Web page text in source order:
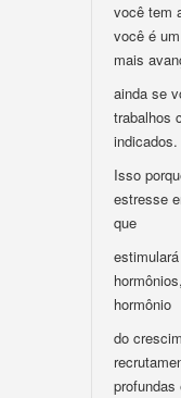
você tem
você é
mais
ainda se
trabalhos
indicados.
Isso
estresse
que
hormônio
do
profundas